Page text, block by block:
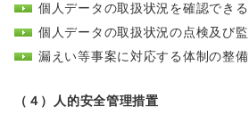
個人データの取扱状況を確認でき
個人データの取扱状況の点検及び
漏えい等事案に対応する体制の整備
（４）人的安全管理措置